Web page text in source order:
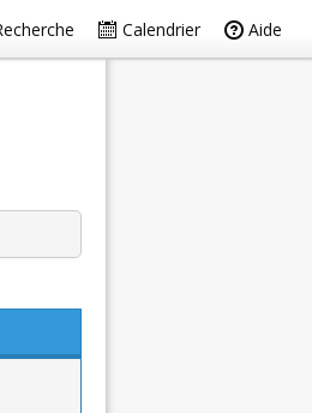
Calendrier Aide